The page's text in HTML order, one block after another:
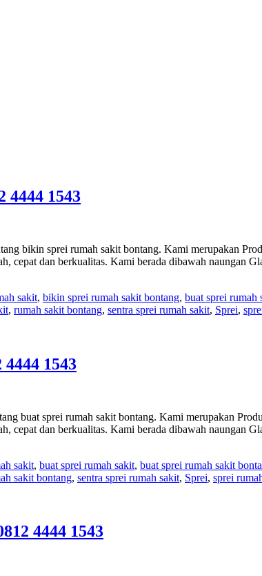
1543
sprei rumah sakit bontang. Kami merupakan
dan berkualitas. Kami berada dibawah naungan
sakit, bikin sprei rumah sakit bontang, buat sprei rumah
, rumah sakit bontang, sentra sprei rumah sakit, Sprei,
1543
sprei rumah sakit bontang. Kami merupakan
dan berkualitas. Kami berada dibawah naungan
sakit, buat sprei rumah sakit, buat sprei rumah sakit
sakit bontang, sentra sprei rumah sakit, Sprei, sprei
4444 1543